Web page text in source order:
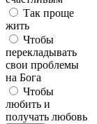
Так проще
жить
Чтобы
перекладывать
свои проблемы
на Бога
Чтобы
любить и
получать любовь